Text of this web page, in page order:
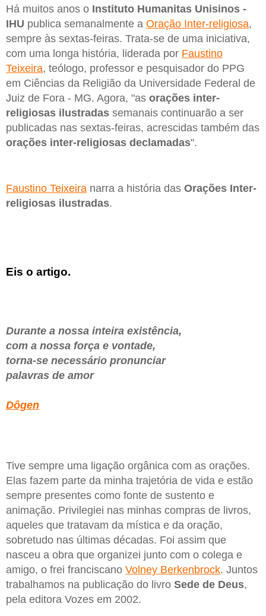
Há muitos anos o Instituto Humanitas Unisinos -
IHU publica semanalmente a Oração Inter-religiosa,
sempre às sextas-feiras. Trata-se de uma iniciativa,
com uma longa história, liderada por Faustino
Teixeira, teólogo, professor e pesquisador do PPG
em Ciências da Religião da Universidade Federal de
Juiz de Fora - MG. Agora, "as orações inter-
religiosas ilustradas semanais continuarão a ser
publicadas nas sextas-feiras, acrescidas também das
orações inter-religiosas declamadas".
Faustino Teixeira narra a história das Orações Inter-
religiosas ilustradas.
Eis o artigo.
Durante a nossa inteira existência,
com a nossa força e vontade,
torna-se necessário pronunciar
palavras de amor
Dôgen
Tive sempre uma ligação orgânica com as orações.
Elas fazem parte da minha trajetória de vida e estão
sempre presentes como fonte de sustento e
animação. Privilegiei nas minhas compras de livros,
aqueles que tratavam da mística e da oração,
sobretudo nas últimas décadas. Foi assim que
nasceu a obra que organizei junto com o colega e
amigo, o frei franciscano Volney Berkenbrock. Juntos
trabalhamos na publicação do livro Sede de Deus,
pela editora Vozes em 2002.